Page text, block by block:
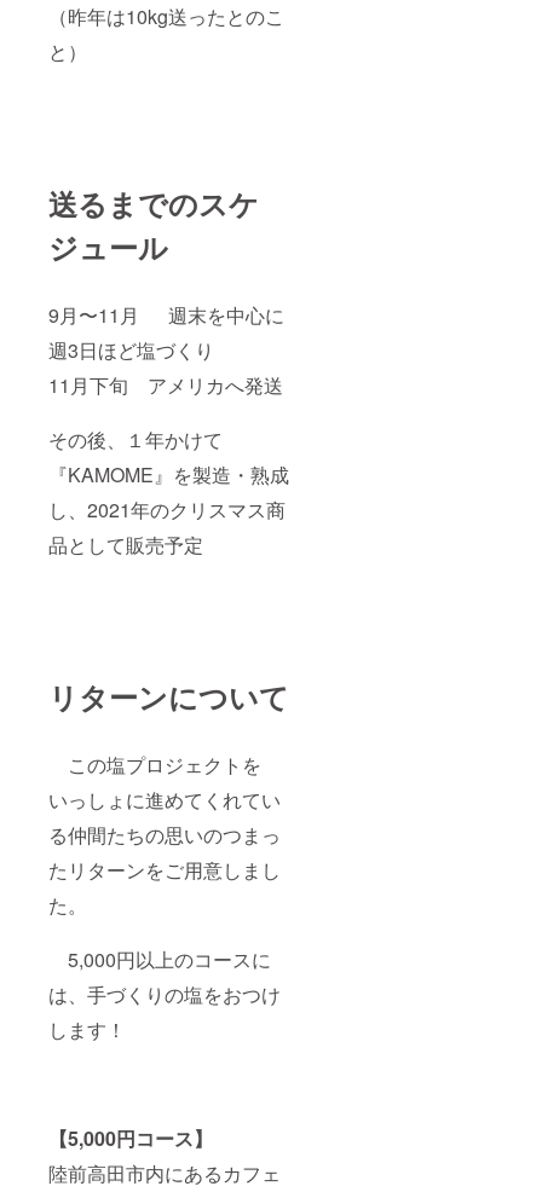
（昨年は10kg送ったとのこ
と）
送るまでのスケ
ジュール
9月〜11月 週末を中心に
週3日ほど塩づくり
11月下旬 アメリカへ発送
その後、１年かけて
『KAMOME』を製造・熟成
し、2021年のクリスマス商
品として販売予定
リターンについて
この塩プロジェクトを
いっしょに進めてくれてい
る仲間たちの思いのつまっ
たリターンをご用意しまし
た。
5,000円以上のコースに
は、手づくりの塩をおつけ
します！
【5,000円コース】
陸前高田市内にあるカフェ